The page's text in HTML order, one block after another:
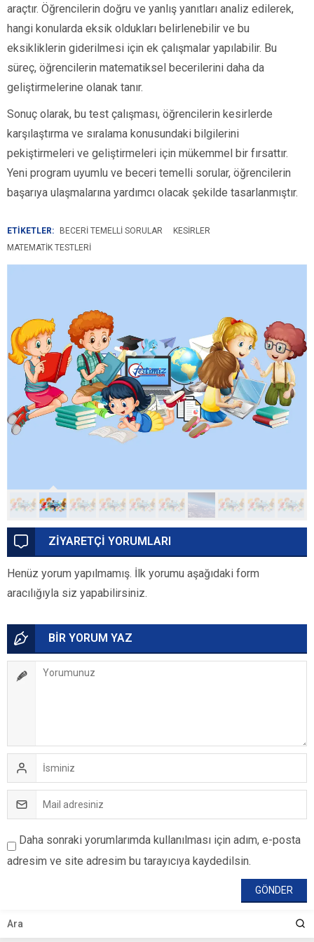
araçtır. Öğrencilerin doğru ve yanlış yanıtları analiz edilerek,
hangi konularda eksik oldukları belirlenebilir ve bu
eksikliklerin giderilmesi için ek çalışmalar yapılabilir. Bu
süreç, öğrencilerin matematiksel becerilerini daha da
geliştirmelerine olanak tanır.
Sonuç olarak, bu test çalışması, öğrencilerin kesirlerde
karşılaştırma ve sıralama konusundaki bilgilerini
pekiştirmeleri ve geliştirmeleri için mükemmel bir fırsattır.
Yeni program uyumlu ve beceri temelli sorular, öğrencilerin
başarıya ulaşmalarına yardımcı olacak şekilde tasarlanmıştır.
ETİKETLER: BECERI TEMELLI SORULAR
KESIRLER
MATEMATIK TESTLERI
ZİYARETÇİ YORUMLARI
Henüz yorum yapılmamış. İlk yorumu aşağıdaki form
aracılığıyla siz yapabilirsiniz.
BİR YORUM YAZ
Daha sonraki yorumlarımda kullanılması için adım, e-posta
adresim ve site adresim bu tarayıcıya kaydedilsin.